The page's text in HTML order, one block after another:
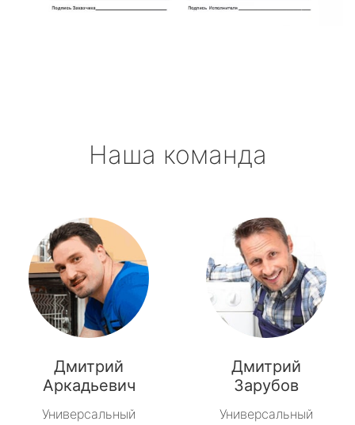
Наша команда
Дмитрий
Аркадьевич
Универсальный
Дмитрий
Зарубов
Универсальный